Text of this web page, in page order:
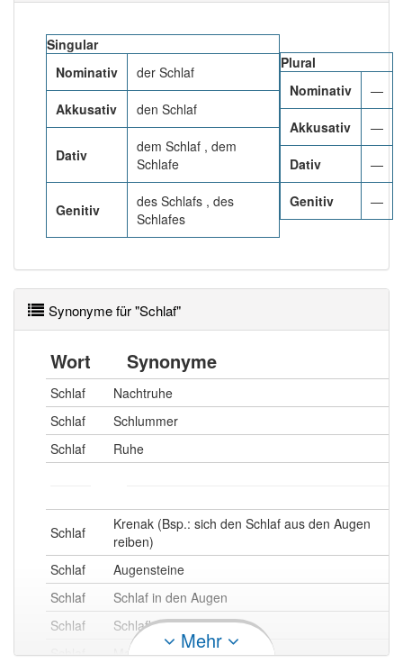
Singular
Nominativ
der Schlaf
Akkusativ den Schlaf
Dativ
dem Schlaf , dem
Schlafe
Genitiv
des Schlafs , des
Schlafes
Plural
Nominativ
—
Akkusativ —
Dativ —
Genitiv —
Synonyme für "Schlaf"
Wort Synonyme
Schlaf
Nachtruhe
Schlaf
Schlummer
Schlaf
Ruhe
Schlaf
Krenak (Bsp.: sich den Schlaf aus den Augen
reiben)
Schlaf
Augensteine
Schlaf
Schlaf in den Augen
Schlaf
Schlafkörnchen
Schlaf
Matzel
Mehr